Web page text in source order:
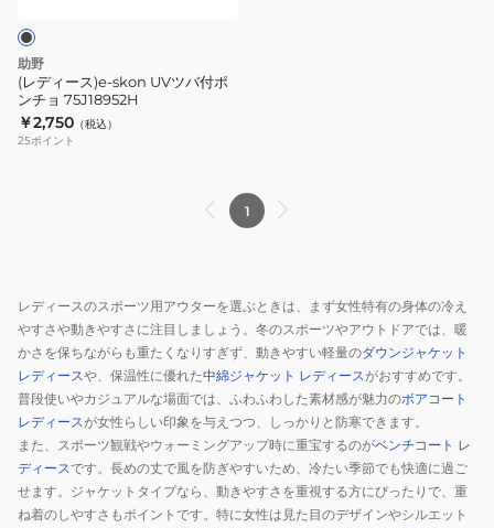
バ
付
ポ
ン
チ
助野
(レディース)e-skon UVツバ付ポ
ンチョ 75J18952H
￥2,750 （税込）
25ポイント
1
レディースのスポーツ用アウターを選ぶときは、まず女性特有の身体の冷え
やすさや動きやすさに注目しましょう。冬のスポーツやアウトドアでは、暖
かさを保ちながらも重たくなりすぎず、動きやすい軽量のダウンジャケット
レディースや、保温性に優れた中綿ジャケット レディースがおすすめです。
普段使いやカジュアルな場面では、ふわふわした素材感が魅力のボアコート
レディースが女性らしい印象を与えつつ、しっかりと防寒できます。
また、スポーツ観戦やウォーミングアップ時に重宝するのがベンチコート レ
ディースです。長めの丈で風を防ぎやすいため、冷たい季節でも快適に過ご
せます。ジャケットタイプなら、動きやすさを重視する方にぴったりで、重
ね着のしやすさもポイントです。特に女性は見た目のデザインやシルエット